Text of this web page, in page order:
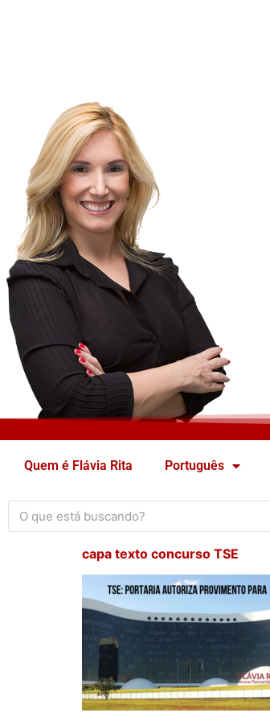
Quem é Flávia Rita Português
capa texto concurso TSE